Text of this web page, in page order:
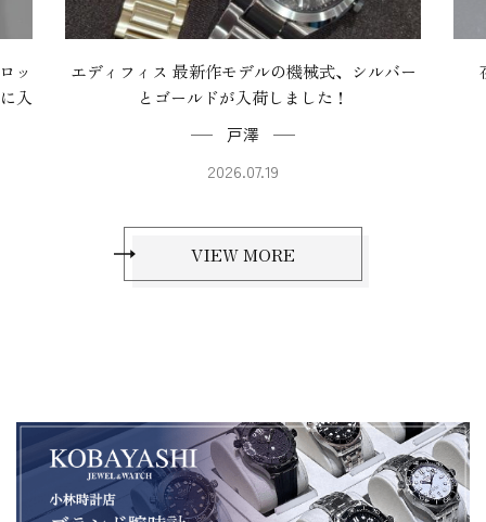
ッ
入
エディフィス 最新作モデルの機械式、シルバー
とゴールドが入荷しました！
戸澤
2026.07.19
VIEW MORE